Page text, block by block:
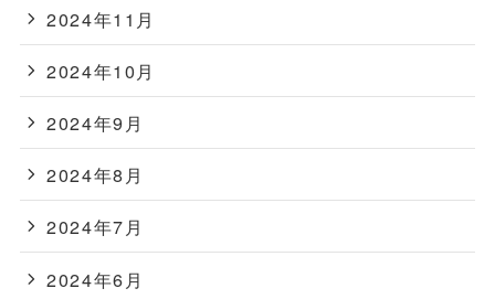
2024年11月
2024年10月
2024年9月
2024年8月
2024年7月
2024年6月